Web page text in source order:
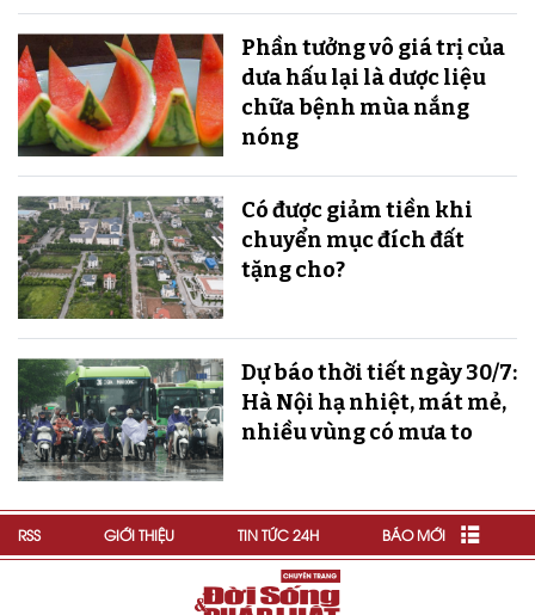
Phần tưởng vô giá trị của
dưa hấu lại là dược liệu
chữa bệnh mùa nắng
nóng
Có được giảm tiền khi
chuyển mục đích đất
tặng cho?
Dự báo thời tiết ngày 30/7:
Hà Nội hạ nhiệt, mát mẻ,
nhiều vùng có mưa to
RSS GIỚI THIỆU TIN TỨC 24H BÁO MỚI